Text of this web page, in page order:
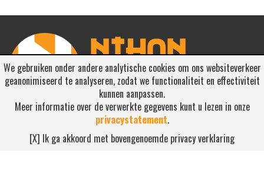
We gebruiken onder andere analytische cookies om ons websiteverkeer
geanonimiseerd te analyseren, zodat we functionaliteit en effectiviteit
kunnen aanpassen.
Meer informatie over de verwerkte gegevens kunt u lezen in onze
privacystatement.
[X] Ik ga akkoord met bovengenoemde privacy verklaring